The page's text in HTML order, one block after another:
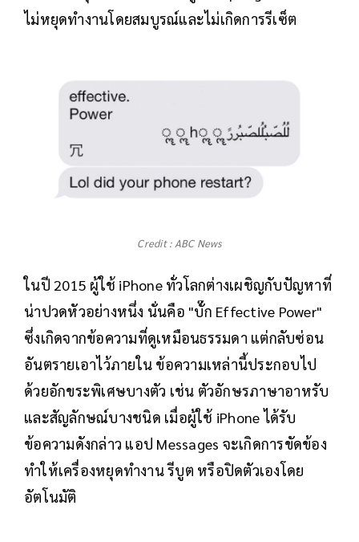
ไม่หยุดทำงานโดยสมบูรณ์และไม่เกิดการรีเซ็ต
Credit : ABC News
ในปี 2015 ผู้ใช้ iPhone ทั่วโลกต่างเผชิญกับปัญหาที่
น่าปวดหัวอย่างหนึ่ง นั่นคือ "บั๊ก Effective Power"
ซึ่งเกิดจากข้อความที่ดูเหมือนธรรมดา แต่กลับซ่อน
อันตรายเอาไว้ภายใน ข้อความเหล่านี้ประกอบไป
ด้วยอักขระพิเศษบางตัว เช่น ตัวอักษรภาษาอาหรับ
และสัญลักษณ์บางชนิด เมื่อผู้ใช้ iPhone ได้รับ
ข้อความดังกล่าว แอป Messages จะเกิดการขัดข้อง
ทำให้เครื่องหยุดทำงาน รีบูต หรือปิดตัวเองโดย
อัตโนมัติ